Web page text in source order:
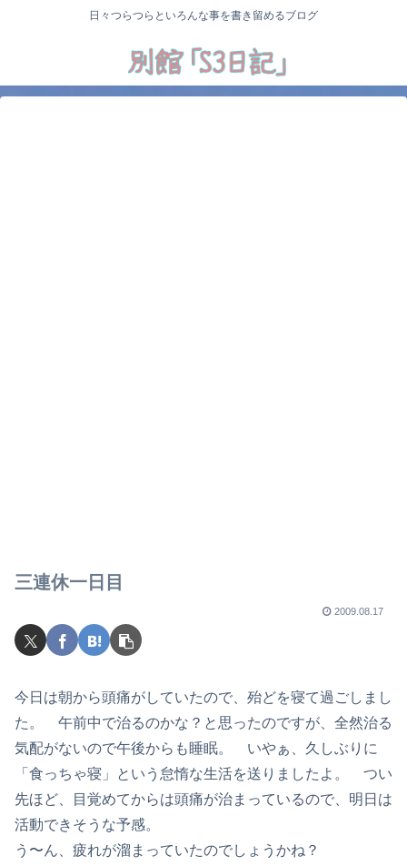
日々つらつらといろんな事を書き留めるブログ
三連休一日目
2009.08.17
今日は朝から頭痛がしていたので、殆どを寝て過ごしまし
た。 午前中で治るのかな？と思ったのですが、全然治る
気配がないので午後からも睡眠。 いやぁ、久しぶりに
「食っちゃ寝」という怠惰な生活を送りましたよ。 つい
先ほど、目覚めてからは頭痛が治まっているので、明日は
活動できそうな予感。
う〜ん、疲れが溜まっていたのでしょうかね？